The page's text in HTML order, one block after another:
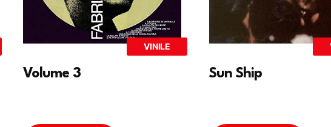
VINILE
Volume 3 Sun Ship